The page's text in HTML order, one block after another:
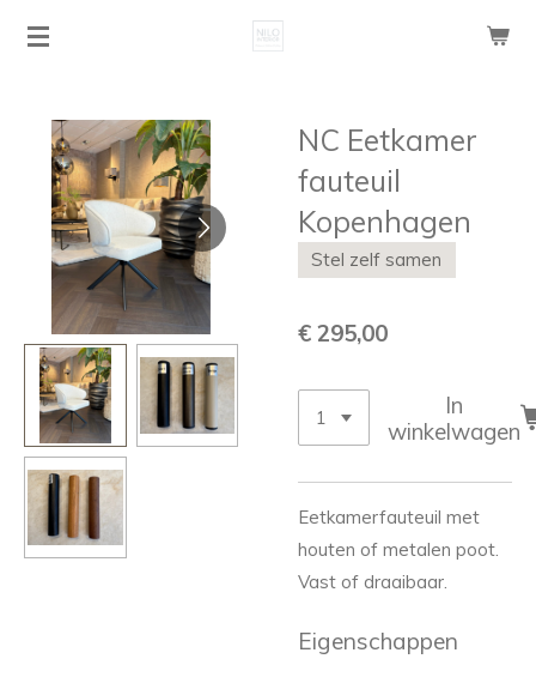
Ga
hoofdinhoud
NC Eetkamer
fauteuil
Kopenhagen
Stel zelf samen
€ 295,00
In
winkelwagen
Eetkamerfauteuil met
houten of metalen poot.
Vast of draaibaar.
Eigenschappen